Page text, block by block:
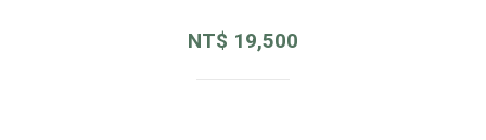
NT$ 19,500